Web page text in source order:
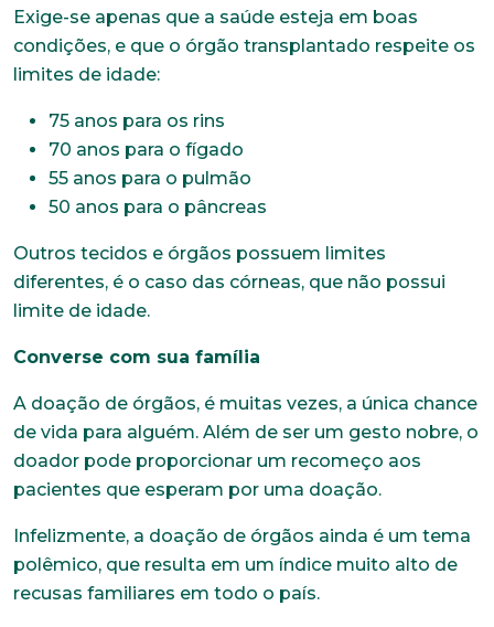
Exige-se apenas que a saúde esteja em boas
condições, e que o órgão transplantado respeite os
limites de idade:
75 anos para os rins
70 anos para o fígado
55 anos para o pulmão
50 anos para o pâncreas
Outros tecidos e órgãos possuem limites
diferentes, é o caso das córneas, que não possui
limite de idade.
Converse com sua família
A doação de órgãos, é muitas vezes, a única chance
de vida para alguém. Além de ser um gesto nobre, o
doador pode proporcionar um recomeço aos
pacientes que esperam por uma doação.
Infelizmente, a doação de órgãos ainda é um tema
polêmico, que resulta em um índice muito alto de
recusas familiares em todo o país.